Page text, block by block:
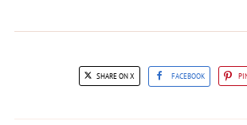
SHARE ON X FACEBOOK